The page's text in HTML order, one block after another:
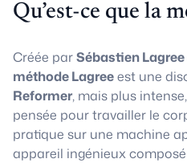
Qu’est-ce que la
Créée parSébastien Lagree
méthode Lagreeest une
Reformer, mais plus
pensée pour travailler le
pratique sur une machine
appareil ingénieux